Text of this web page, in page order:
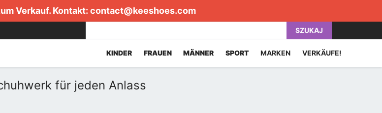
Verkauf. Kontakt: contact@keeshoes.com
SZUKAJ
KINDER FRAUEN MÄNNER SPORT MARKEN VERKÄUFE!
für jeden Anlass